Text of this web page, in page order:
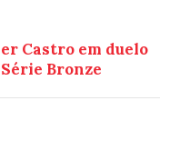
Castro em duelo
Bronze